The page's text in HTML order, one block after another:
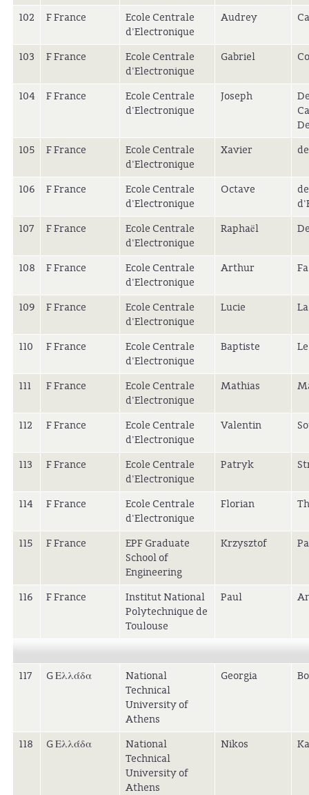
102 F France
Ecole Centrale
d'Electronique
Audrey
103 F France
Ecole Centrale
d'Electronique
Gabriel
104 F France
Ecole Centrale
d'Electronique
Joseph
105
F France
Ecole Centrale
d'Electronique
Xavier
106 F France
Ecole Centrale
d'Electronique
Octave
107
F France
Ecole Centrale
d'Electronique
Raphaël
108 F France
Ecole Centrale
d'Electronique
Arthur
109 F France
Ecole Centrale
d'Electronique
Lucie
110 F France
Ecole Centrale
d'Electronique
Baptiste
111 F France
Ecole Centrale
d'Electronique
Mathias
112 F France
Ecole Centrale
d'Electronique
Valentin
113 F France
Ecole Centrale
d'Electronique
Patryk
114 F France
Ecole Centrale
d'Electronique
Florian
115 F France
EPF Graduate
School of
Engineering
Krzysztof
116 F France
Institut National
Polytechnique de
Toulouse
Paul
117 G Ελλάδα
National
Technical
University of
Athens
Georgia
118 G Ελλάδα
National
Technical
University of
Athens
Nikos